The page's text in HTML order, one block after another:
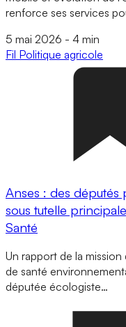
renforce ses services
5 mai 2026 - 4 min
Fil Politique agricole
Anses : des
sous tutelle
Santé
Un rapport de la mission
de santé
députée écologiste…